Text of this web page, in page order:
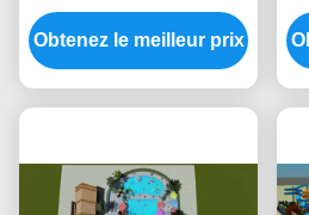
d'OEM 4000 Sqm
adapté aux besoins du
client avec des
Obtenez le meilleur prix